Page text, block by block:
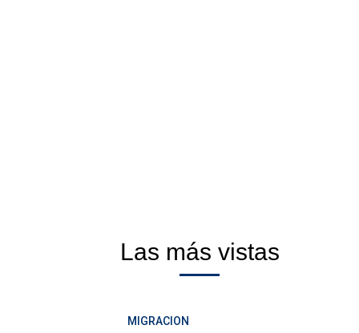
Las más vistas
MIGRACION